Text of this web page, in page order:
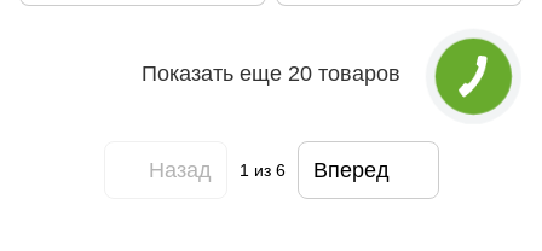
Показать еще 20 товаров
Назад 1из 6 Вперед